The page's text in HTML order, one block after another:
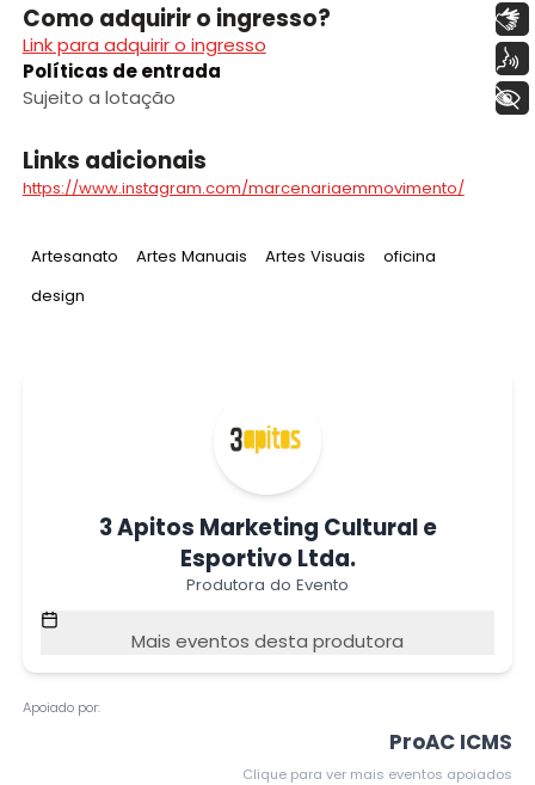
Como adquirir o ingresso?
Link para adquirir o ingresso
Políticas de entrada
Sujeito a lotação
Links adicionais
https://www.instagram.com/marcenariaemmovimento/
Tag:
Artesanato Tag:
Artes Manuais Tag:
Artes Visuais Tag:
oficina
Tag:
design
3 Apitos Marketing Cultural e
Esportivo Ltda.
Produtora do Evento
Mais eventos desta produtora
Apoiado por:
ProAC ICMS
Clique para ver mais eventos apoiados